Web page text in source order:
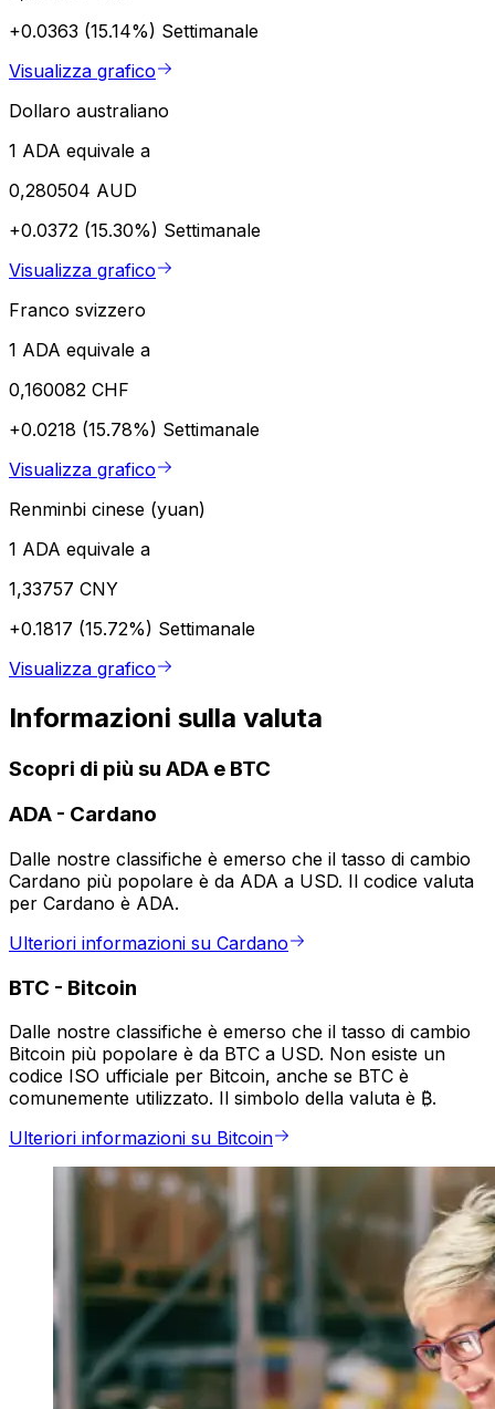
+0.0363 (15.14%) Settimanale
Visualizza grafico
Dollaro australiano
1 ADA equivale a
0,280504 AUD
+0.0372 (15.30%) Settimanale
Visualizza grafico
Franco svizzero
1 ADA equivale a
0,160082 CHF
+0.0218 (15.78%) Settimanale
Visualizza grafico
Renminbi cinese (yuan)
1 ADA equivale a
1,33757 CNY
+0.1817 (15.72%) Settimanale
Visualizza grafico
Informazioni sulla valuta
Scopri di più su ADA e BTC
ADA - Cardano
Dalle nostre classifiche è emerso che il tasso di cambio
Cardano più popolare è da ADA a USD. Il codice valuta
per Cardano è ADA.
Ulteriori informazioni su Cardano
BTC - Bitcoin
Dalle nostre classifiche è emerso che il tasso di cambio
Bitcoin più popolare è da BTC a USD. Non esiste un
codice ISO ufficiale per Bitcoin, anche se BTC è
comunemente utilizzato. Il simbolo della valuta è ₿.
Ulteriori informazioni su Bitcoin